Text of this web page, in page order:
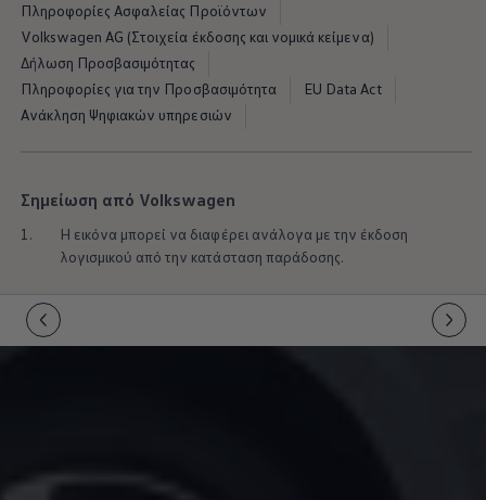
Πληροφορίες Ασφαλείας Προϊόντων
Volkswagen AG (Στοιχεία έκδοσης και νομικά κείμενα)
Δήλωση Προσβασιμότητας
Πληροφορίες για την Προσβασιμότητα
EU Data Act
Ανάκληση Ψηφιακών υπηρεσιών
Σημείωση από Volkswagen
1.
Η εικόνα μπορεί να διαφέρει ανάλογα με την έκδοση
λογισμικού από την κατάσταση παράδοσης.